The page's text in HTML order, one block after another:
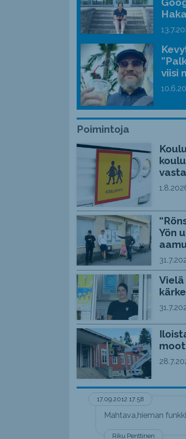
viisi
Poimintoja
Yön
17.09.2012 17:58
Riku Penttinen
Mahtava,hieman